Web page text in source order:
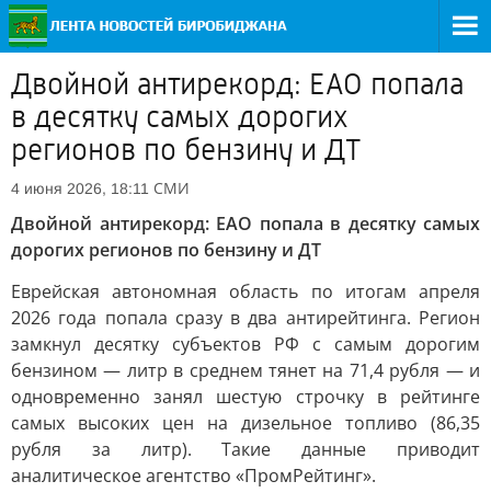
Двойной антирекорд: ЕАО попала
в десятку самых дорогих
регионов по бензину и ДТ
4 июня 2026, 18:11 СМИ
Двойной антирекорд: ЕАО попала в десятку самых
дорогих регионов по бензину и ДТ
Еврейская автономная область по итогам апреля
2026 года попала сразу в два антирейтинга. Регион
замкнул десятку субъектов РФ с самым дорогим
бензином — литр в среднем тянет на 71,4 рубля — и
одновременно занял шестую строчку в рейтинге
самых высоких цен на дизельное топливо (86,35
рубля за литр). Такие данные приводит
аналитическое агентство «ПромРейтинг».